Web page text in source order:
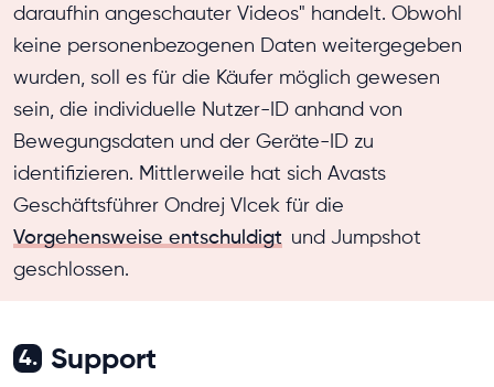
daraufhin angeschauter Videos" handelt. Obwohl
keine personenbezogenen Daten weitergegeben
wurden, soll es für die Käufer möglich gewesen
sein, die individuelle Nutzer-ID anhand von
Bewegungsdaten und der Geräte-ID zu
identifizieren. Mittlerweile hat sich Avasts
Geschäftsführer Ondrej Vlcek für die
Vorgehensweise entschuldigt und Jumpshot
geschlossen.
4. Support